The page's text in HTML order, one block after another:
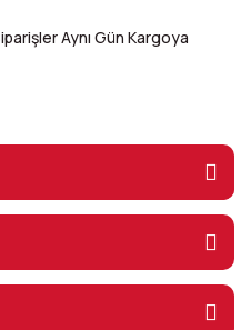
Aynı Gün Kargoya